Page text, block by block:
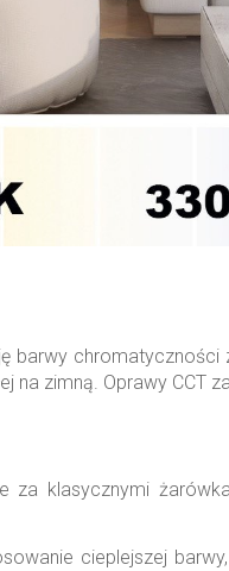
barwy
na zimną. Oprawy CCT
za klasycznymi
cieplejszej